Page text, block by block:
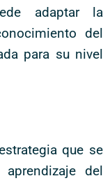
adaptar la
del
para su nivel
que se
del